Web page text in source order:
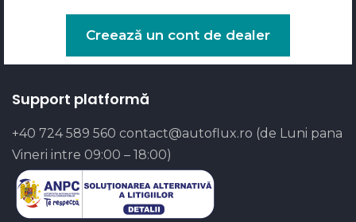
Creează un cont de dealer
Support platformă
+40 724 589 560 contact@autoflux.ro (de Luni pana
Vineri intre 09:00 – 18:00)